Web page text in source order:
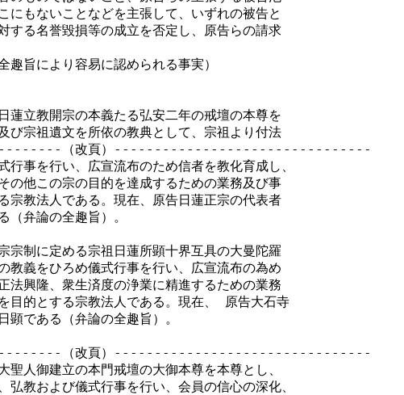
もないことなどを主張して、いずれの被告と
る名誉毀損等の成立を否定し、原告らの請求
旨により容易に認められる事実）
開宗の本義たる弘安二年の戒壇の本尊を
祖遺文を所依の教典として、宗祖より付法
（改頁）--------------------------------
を行い、広宣流布のため信者を教化育成し、
この宗の目的を達成するための業務及び事
法人である。現在、原告日蓮正宗の代表者
論の全趣旨）。
定める宗祖日蓮所顕十界互具の大曼陀羅
をひろめ儀式行事を行い、広宣流布の為め
隆、衆生済度の浄業に精進するための業務
とする宗教法人である。現在、 原告大石寺
ある（弁論の全趣旨）。
（改頁）--------------------------------
建立の本門戒壇の大御本尊を本尊とし、
および儀式行事を行い、会員の信心の深化、